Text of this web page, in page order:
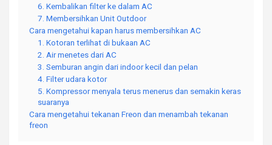
6. Kembalikan filter ke dalam AC
7. Membersihkan Unit Outdoor
Cara mengetahui kapan harus membersihkan AC
1. Kotoran terlihat di bukaan AC
2. Air menetes dari AC
3. Semburan angin dari indoor kecil dan pelan
4. Filter udara kotor
5. Kompressor menyala terus menerus dan semakin keras
suaranya
Cara mengetahui tekanan Freon dan menambah tekanan
freon